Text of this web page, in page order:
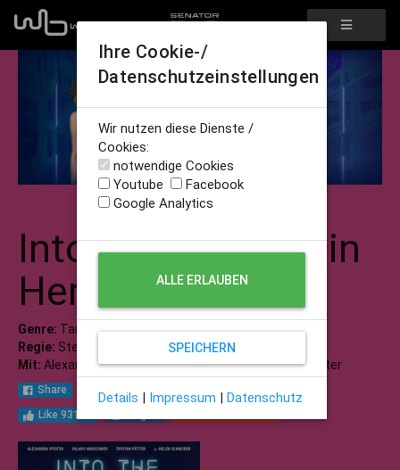
Into the Beat - Dein
Herz tanzt
Genre: Tanzfilm
Regie: Stefan Westerwelle
Mit: Alexandra Pfeifer, Yalany Marschner, Trystan Pütter
Share
Like 93105
Ihre Cookie-/
Datenschutzeinstellungen
Wir nutzen diese Dienste /
Cookies:
notwendige Cookies
Youtube
Facebook
Google Analytics
ALLE ERLAUBEN
SPEICHERN
Details | Impressum | Datenschutz